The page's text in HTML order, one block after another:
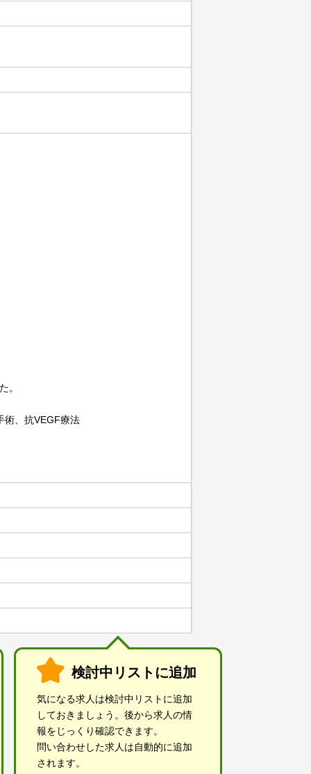
。
術、抗VEGF療法
検討中リストに追加
気になる求人は検討中リストに追加
しておきましょう。後から求人の情
報をじっくり確認できます。
問い合わせした求人は自動的に追加
されます。